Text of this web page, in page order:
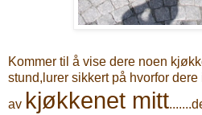
Kommer til å vise dere noen
stund,lurer sikkert på hvorfor
av kjøkkenet mitt